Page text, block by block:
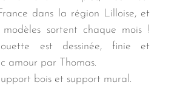
dans la région Lilloise, et
modèles sortent chaque mois !
est dessinée, finie et
amour par Thomas.
bois et support mural.